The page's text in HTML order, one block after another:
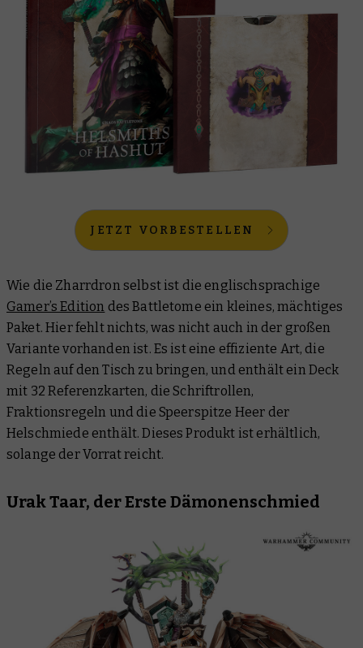
JETZT VORBESTELLEN
Wie die Zharrdron selbst ist die englischsprachige
Gamer’s Edition des Battletome ein kleines, mächtiges
Paket. Hier fehlt nichts, was nicht auch in der großen
Variante vorhanden ist. Es ist eine effiziente Art, die
Regeln auf den Tisch zu bringen, und enthält ein Deck
mit 32 Referenzkarten, die Schriftrollen,
Fraktionsregeln und die Speerspitze Heer der
Helschmiede enthält. Dieses Produkt ist erhältlich,
solange der Vorrat reicht.
Urak Taar, der Erste Dämonenschmied